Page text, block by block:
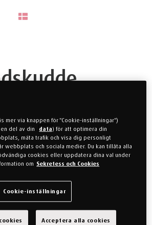
i mjuk velour. Kudden är
naturliga kurvan i ländryggen och
och spänningar i nedre delen av
som upplever stelhet, trötthet eller värk
skrivbordet. Tillverkad med vårt unika
mer via knappen för "Cookie-inställningar")
del av din
data) för att optimera din
mäta trafik och visa dig personligt
webbplats och sociala medier. Du kan tillåta alla
cookies eller uppdatera dina val under
om Sekretess och Cookies
Cookie-inställningar
Acceptera alla cookies